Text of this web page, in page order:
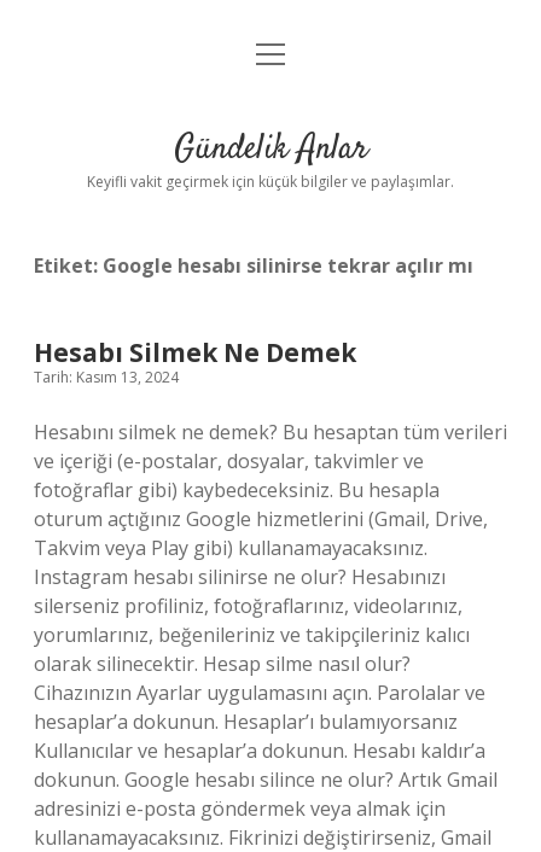
Anasayfa
Yasal Uyarı
menüyü
Gündelik Anlar
Keyifli vakit geçirmek için küçük bilgiler ve paylaşımlar.
Etiket: Google hesabı silinirse tekrar açılır mı
Hesabı Silmek Ne Demek
Tarih: Kasım 13, 2024
Hesabını silmek ne demek? Bu hesaptan tüm verileri
ve içeriği (e-postalar, dosyalar, takvimler ve
fotoğraflar gibi) kaybedeceksiniz. Bu hesapla
oturum açtığınız Google hizmetlerini (Gmail, Drive,
Takvim veya Play gibi) kullanamayacaksınız.
Instagram hesabı silinirse ne olur? Hesabınızı
silerseniz profiliniz, fotoğraflarınız, videolarınız,
yorumlarınız, beğenileriniz ve takipçileriniz kalıcı
olarak silinecektir. Hesap silme nasıl olur?
Cihazınızın Ayarlar uygulamasını açın. Parolalar ve
hesaplar’a dokunun. Hesaplar’ı bulamıyorsanız
Kullanıcılar ve hesaplar’a dokunun. Hesabı kaldır’a
dokunun. Google hesabı silince ne olur? Artık Gmail
adresinizi e-posta göndermek veya almak için
kullanamayacaksınız. Fikrinizi değiştirirseniz, Gmail